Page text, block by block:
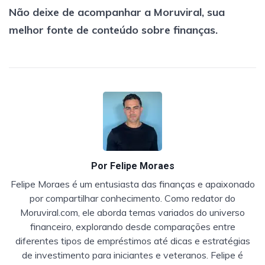
Não deixe de acompanhar a Moruviral, sua
melhor fonte de conteúdo sobre finanças.
Por Felipe Moraes
Felipe Moraes é um entusiasta das finanças e apaixonado
por compartilhar conhecimento. Como redator do
Moruviral.com, ele aborda temas variados do universo
financeiro, explorando desde comparações entre
diferentes tipos de empréstimos até dicas e estratégias
de investimento para iniciantes e veteranos. Felipe é